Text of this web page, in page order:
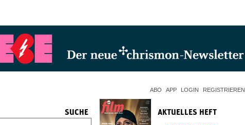
ABO APP LOGIN REGISTRIEREN
SUCHE AKTUELLES HEFT